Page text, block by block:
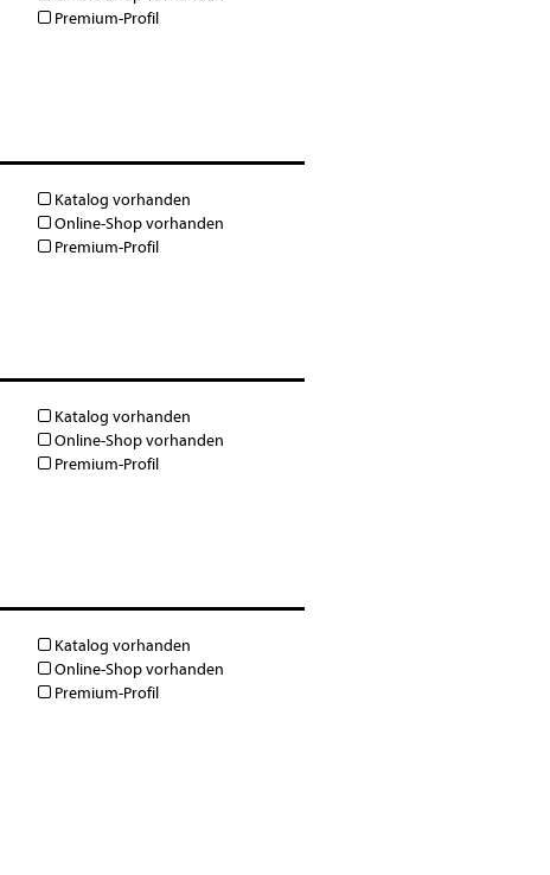
Premium-Profil
Katalog vorhanden
Online-Shop vorhanden
Premium-Profil
Katalog vorhanden
Online-Shop vorhanden
Premium-Profil
Katalog vorhanden
Online-Shop vorhanden
Premium-Profil